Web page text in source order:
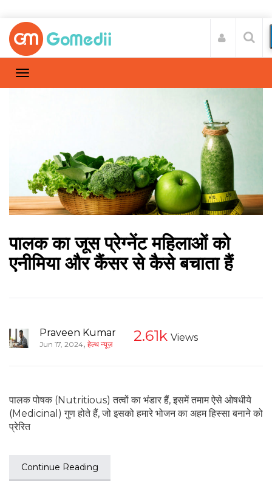
पालक का जूस प्रेग्नेंट महिलाओं को
एनीमिया और कैंसर से कैसे बचाता हैं
Praveen Kumar
Jun 17, 2024, हेल्थ न्यूज़ 2.61k Views
पालक पोषक (Nutritious) तत्वों का भंडार हैं, इसमें तमाम ऐसे ओषधीये
(Medicinal) गुण होते हैं, जो इसको हमारे भोजन का अहम हिस्सा बनाने को
प्रेरित
Continue Reading